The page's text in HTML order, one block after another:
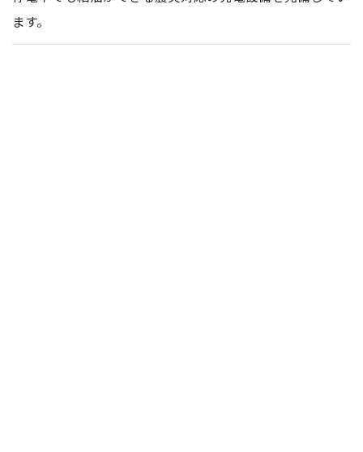
ます。